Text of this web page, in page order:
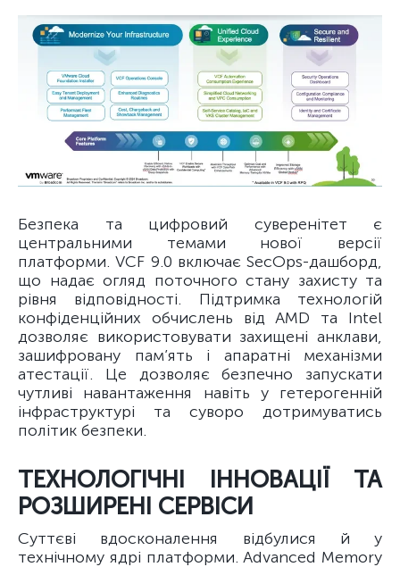
Безпека та цифровий суверенітет є
центральними темами нової версії
платформи. VCF 9.0 включає SecOps-дашборд,
що надає огляд поточного стану захисту та
рівня відповідності. Підтримка технологій
конфіденційних обчислень від AMD та Intel
дозволяє використовувати захищені анклави,
зашифровану пам’ять і апаратні механізми
атестації. Це дозволяє безпечно запускати
чутливі навантаження навіть у гетерогенній
інфраструктурі та суворо дотримуватись
політик безпеки.
ТЕХНОЛОГІЧНІ ІННОВАЦІЇ ТА
РОЗШИРЕНІ СЕРВІСИ
Суттєві вдосконалення відбулися й у
технічному ядрі платформи. Advanced Memory